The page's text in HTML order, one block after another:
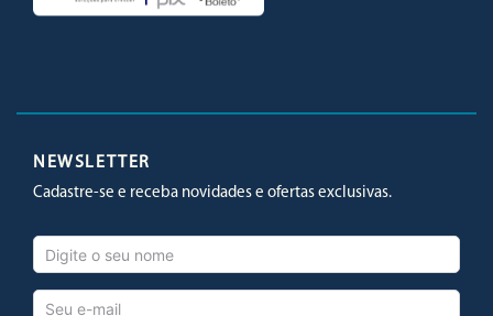
NEWSLETTER
Cadastre-se e receba novidades e ofertas exclusivas.